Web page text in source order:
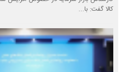
کالا گفت: با...